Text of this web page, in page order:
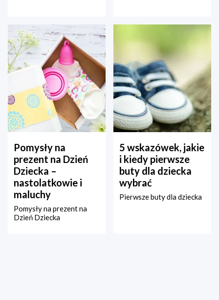
Pomysły na
prezent na Dzień
Dziecka –
nastolatkowie i
maluchy
Pomysły na prezent na
Dzień Dziecka
5 wskazówek, jakie
i kiedy pierwsze
buty dla dziecka
wybrać
Pierwsze buty dla dziecka